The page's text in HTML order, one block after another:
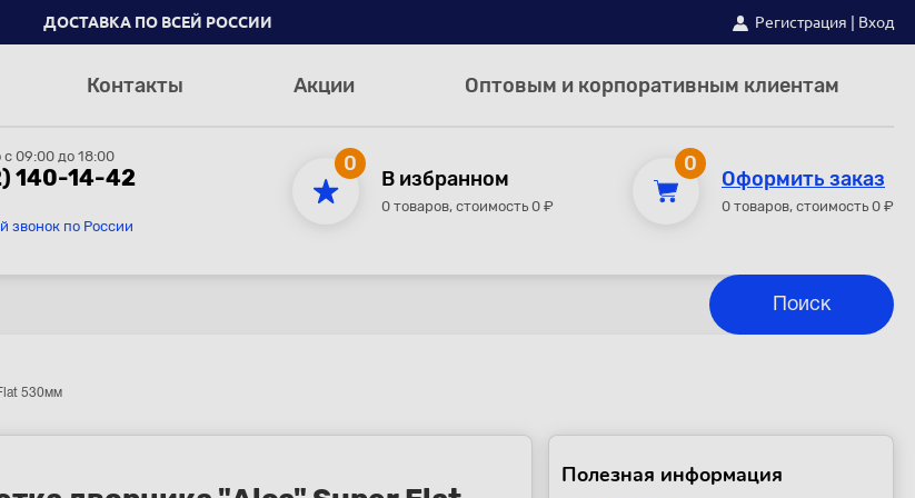
ДОСТАВКА ПО ВСЕЙ РОССИИ Регистрация Вход
Контакты Акции Оптовым и корпоративным клиентам
09:00 до 18:00
140-14-42
звонок по России
0
В избранном
0 товаров, стоимость 0 ₽
0
Оформить заказ
0 товаров, стоимость 0 ₽
530мм
Полезная информация